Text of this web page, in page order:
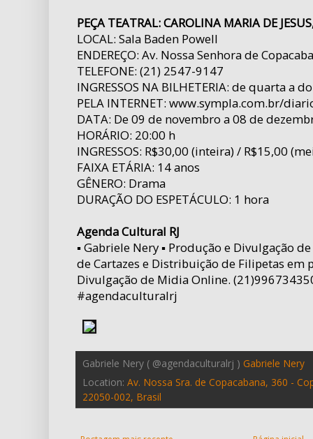
PEÇA TEATRAL: CAROLINA MARIA DE
LOCAL: Sala Baden Powell
ENDEREÇO: Av. Nossa Senhora de
TELEFONE: (21) 2547-9147
INGRESSOS NA BILHETERIA: de quarta a
PELA INTERNET: www.sympla.com.br/
DATA: De 09 de novembro a 08 de
HORÁRIO: 20:00 h
INGRESSOS: R$30,00 (inteira) / R$15,00
FAIXA ETÁRIA: 14 anos
GÊNERO: Drama
DURAÇÃO DO ESPETÁCULO: 1 hora
Agenda Cultural RJ
▪ Gabriele Nery ▪ Produção e Divulgação
de Cartazes e Distribuição de Filipetas em
Divulgação de Midia Online.
#agendaculturalrj
Gabriele Nery ( @agendaculturalrj ) Gabriele Nery
Location: Av. Nossa Sra. de Copacabana, 360 -
22050-002, Brasil